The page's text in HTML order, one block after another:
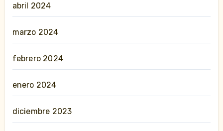
abril 2024
marzo 2024
febrero 2024
enero 2024
diciembre 2023